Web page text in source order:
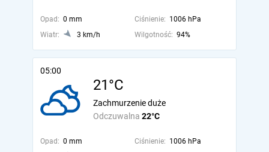
Opad: 0 mm Ciśnienie: 1006 hPa
Wiatr:
3 km/h Wilgotność: 94%
05:00
21°C
Odczuwalna 22°C
Zachmurzenie duże
Opad: 0 mm Ciśnienie: 1006 hPa